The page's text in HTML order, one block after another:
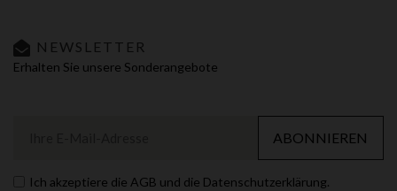
NEWSLETTER
Erhalten Sie unsere Sonderangebote
ABONNIEREN
Ich akzeptiere die AGB und die Datenschutzerklärung.